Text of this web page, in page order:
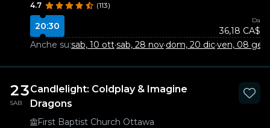
4.7 (113)
20:30
Da
36,18 CA$
Anche su:sab, 10 ott·sab, 28 nov·dom, 20 dic·ven, 08 gen
23
SAB
Candlelight: Coldplay & Imagine
Dragons
First Baptist Church Ottawa